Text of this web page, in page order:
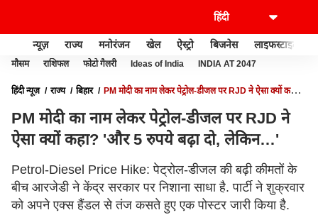
न्यूज़ राज्य मनोरंजन खेल ऐस्ट्रो बिजनेस लाइफस्टाइल
मौसम राशिफल फोटो गैलरी Ideas of India INDIA AT 2047
हिंदी न्यूज़ राज्य बिहार
PM मोदी का नाम लेकर पेट्रोल-डीजल पर RJD ने ऐसा क्यों कहा?
PM मोदी का नाम लेकर पेट्रोल-डीजल पर RJD ने
ऐसा क्यों कहा? 'और 5 रुपये बढ़ा दो, लेकिन…'
Petrol-Diesel Price Hike: पेट्रोल-डीजल की बढ़ी कीमतों के
बीच आरजेडी ने केंद्र सरकार पर निशाना साधा है. पार्टी ने शुक्रवार
को अपने एक्स हैंडल से तंज कसते हुए एक पोस्टर जारी किया है.